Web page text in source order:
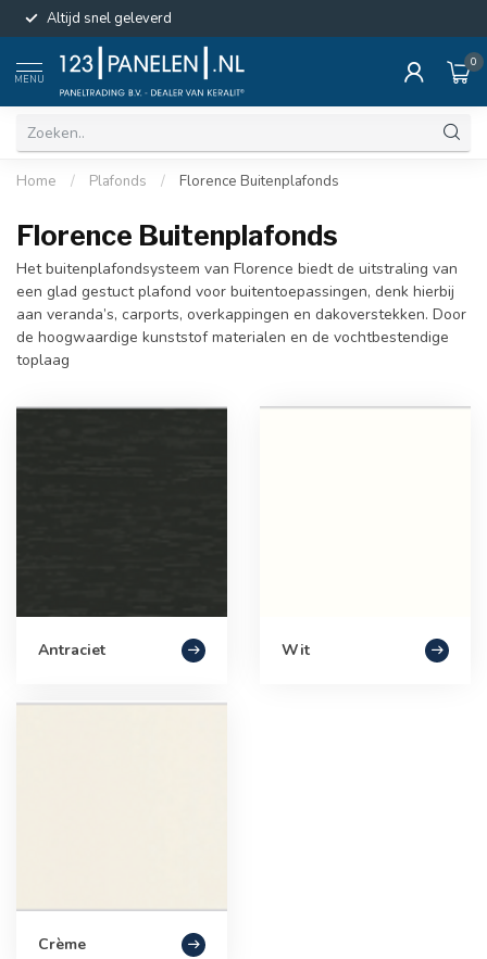
Altijd snel geleverd
MENU
0
Home / Plafonds / Florence Buitenplafonds
Florence Buitenplafonds
Het buitenplafondsysteem van Florence biedt de uitstraling van
een glad gestuct plafond voor buitentoepassingen, denk hierbij
aan veranda’s, carports, overkappingen en dakoverstekken. Door
de hoogwaardige kunststof materialen en de vochtbestendige
toplaag
Antraciet Wit
Crème